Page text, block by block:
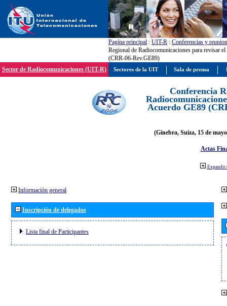
Pagína principal : UIT-R : Conferencias y
Regional de Radiocomunicaciones para revisar
(CRR-06-Rev.GE89)
Sector de Radiocomunicaciones (UIT-R)
Conferencia
Acuerdo GE89
(Ginebra, Suiza, 15 de
Actas
Expandir
Información general
Inscripción de delegados
Lista final de Participantes
Sectores de la UIT Sala de prensa